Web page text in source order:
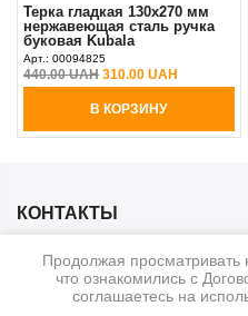
Терка гладкая 130х270 мм
нержавеющая сталь ручка
буковая Kubala
Арт.: 00094825
440.00 UAH 310.00 UAH
В КОРЗИНУ
КОНТАКТЫ
КАТЕГОРИИ
Продолжая просматривать
что ознакомились с
соглашаетесь на